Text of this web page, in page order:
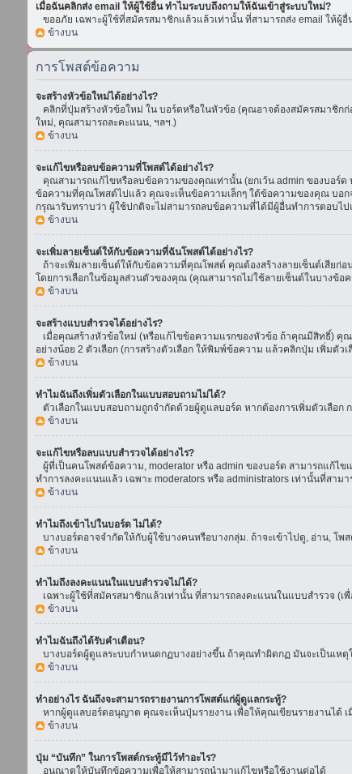
เมื่อฉันคลิกส่ง email ให้ผู้ใช้อื่น ทำไมระบบถึงถามให้ฉันเข้าสู่ระบบใหม่?
ขออภัย เฉพาะผู้ใช้ที่สมัครสมาชิกแล้วแล้วเท่านั้น ที่สามารถส่ง email ให้
ข้างบน
การโพสต์ข้อความ
จะสร้างหัวข้อใหม่ได้อย่างไร?
คลิกที่ปุ่มสร้างหัวข้อใหม่ ใน บอร์ดหรือในหัวข้อ (คุณอาจต้องสมัครสมาชิก
ใหม่, คุณสามารถละคะแนน, ฯลฯ.)
ข้างบน
จะแก้ไขหรือลบข้อความที่โพสต์ได้อย่างไร?
คุณสามารถแก้ไขหรือลบข้อความของคุณเท่านั้น (ยกเว้น admin ของบอร์
ข้อความที่คุณโพสต์ไปแล้ว คุณจะเห็นข้อความเล็กๆ ใต้ข้อความของคุณ บอก
กรุณารับทราบว่า ผู้ใช้ปกติจะไม่สามารถลบข้อความที่ได้มีผู้อื่นทำการตอบไป
ข้างบน
จะเพิ่มลายเซ็นต์ให้กับข้อความที่ฉันโพสต์ได้อย่างไร?
ถ้าจะเพิ่มลายเซ็นต์ให้กับข้อความที่คุณโพสต์ คุณต้องสร้างลายเซ็นต์เสียก่
โดยการเลือกในข้อมูลส่วนตัวของคุณ (คุณสามารถไม่ใช้ลายเซ็นต์ในบางข้อ
ข้างบน
จะสร้างแบบสำรวจได้อย่างไร?
เมื่อคุณสร้างหัวข้อใหม่ (หรือแก้ไขข้อความแรกของหัวข้อ ถ้าคุณมีสิทธิ์) คุ
อย่างน้อย 2 ตัวเลือก (การสร้างตัวเลือก ให้พิมพ์ข้อความ แล้วคลิกปุ่ม เพิ่มตั
ข้างบน
ทำไมฉันถึงเพิ่มตัวเลือกในแบบสอบถามไม่ได้?
ตัวเลือกในแบบสอบถามถูกจำกัดด้วยผู้ดูแลบอร์ด หากต้องการเพิ่มตัวเลือก
ข้างบน
จะแก้ไขหรือลบแบบสำรวจได้อย่างไร?
ผู้ที่เป็นคนโพสต์ข้อความ, moderator หรือ admin ของบอร์ด สามารถแก้ไ
ทำการลงคะแนนแล้ว เฉพาะ moderators หรือ administrators เท่านั้นที่สา
ข้างบน
ทำไมถึงเข้าไปในบอร์ด ไม่ได้?
บางบอร์ดอาจจำกัดให้กับผู้ใช้บางคนหรือบางกลุ่ม. ถ้าจะเข้าไปดู, อ่าน, โ
ข้างบน
ทำไมถึงลงคะแนนในแบบสำรวจไม่ได้?
เฉพาะผู้ใช้ที่สมัครสมาชิกแล้วเท่านั้น ที่สามารถลงคะแนนในแบบสำรวจ (
ข้างบน
ทำไมฉันถึงได้รับคำเตือน?
บางบอร์ดผู้ดูแลระบบกำหนดกฏบางอย่างขึ้น ถ้าคุณทำผิดกฏ มันจะเป็นเห
ข้างบน
ทำอย่างไร ฉันถึงจะสามารถรายงานการโพสต์แก่ผู้ดูแลกระทู้?
หากผู้ดูแลบอร์ดอนุญาต คุณจะเห็นปุ่มรายงาน เพื่อให้คุณเขียนรายงานได้
ข้างบน
ปุ่ม “บันทึก” ในการโพสต์กระทู้มีไว้ทำอะไร?
อนุณาตให้บันทึกข้อความเพื่อให้สามารถนำมาแก้ไขหรือใช้งานต่อได้